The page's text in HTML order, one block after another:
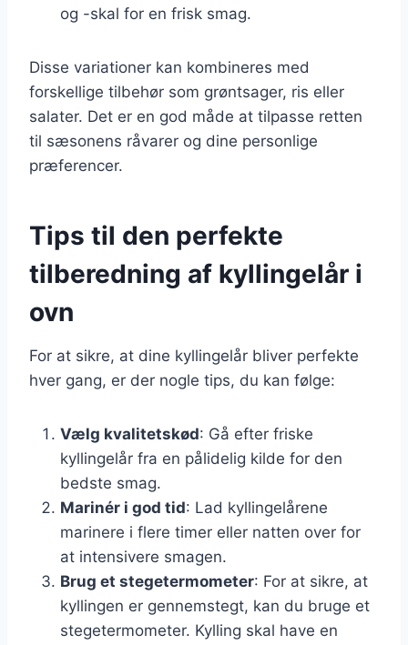
og -skal for en frisk smag.
Disse variationer kan kombineres med
forskellige tilbehør som grøntsager, ris eller
salater. Det er en god måde at tilpasse retten
til sæsonens råvarer og dine personlige
præferencer.
Tips til den perfekte
tilberedning af kyllingelår i
ovn
For at sikre, at dine kyllingelår bliver perfekte
hver gang, er der nogle tips, du kan følge:
Vælg kvalitetskød: Gå efter friske
kyllingelår fra en pålidelig kilde for den
bedste smag.
Marinér i god tid: Lad kyllingelårene
marinere i flere timer eller natten over for
at intensivere smagen.
Brug et stegetermometer: For at sikre, at
kyllingen er gennemstegt, kan du bruge et
stegetermometer. Kylling skal have en